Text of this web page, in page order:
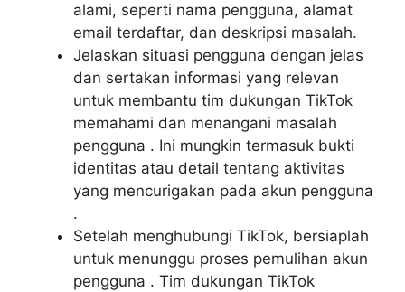
alami, seperti nama pengguna, alamat
email terdaftar, dan deskripsi masalah.
Jelaskan situasi pengguna dengan jelas
dan sertakan informasi yang relevan
untuk membantu tim dukungan TikTok
memahami dan menangani masalah
pengguna . Ini mungkin termasuk bukti
identitas atau detail tentang aktivitas
yang mencurigakan pada akun pengguna
.
Setelah menghubungi TikTok, bersiaplah
untuk menunggu proses pemulihan akun
pengguna . Tim dukungan TikTok